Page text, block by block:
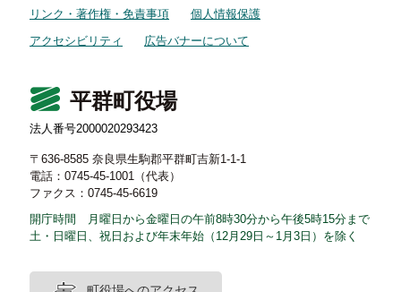
リンク・著作権・免責事項
個人情報保護
アクセシビリティ
広告バナーについて
平群町役場
法人番号2000020293423
〒636-8585 奈良県生駒郡平群町吉新1-1-1
電話：0745-45-1001（代表）
ファクス：0745-45-6619
開庁時間 月曜日から金曜日の午前8時30分から午後5時15分まで
土・日曜日、祝日および年末年始（12月29日～1月3日）を除く